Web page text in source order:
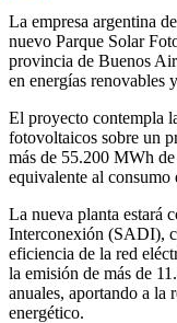
Compartir
La empresa argentina
nuevo Parque Solar
provincia de Buenos
en energías renovables
El proyecto contempla
fotovoltaicos sobre un
más de 55.200 MWh
equivalente al consumo
La nueva planta estará
Interconexión (SADI),
eficiencia de la red
la emisión de más de
anuales, aportando a la
energético.